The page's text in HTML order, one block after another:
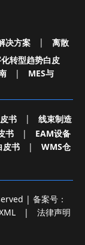
决方案 |
离散
转型趋势白皮
|
MES与
书 |
线束制造
书 |
EAM设备
皮书 |
WMS仓
| 备案号：
|
法律声明